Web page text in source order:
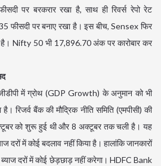
पर बरकरार रखा है, साथ ही रिवर्स रेपो रेट
फीसदी पर बनाए रखा है। इस बीच, Sensex फिर
Nifty 50 भी 17,896.70 अंक पर कारोबार कर
में ग्रोथ (GDP Growth) के अनुमान को भी
रिजर्व बैंक की मौद्रिक नीति समिति (एमपीसी) की
को शुरू हुई थी और 8 अक्‍टूबर तक चली है। यह
दरों में कोई बदलाव नहीं किया है। हालांकि जानकारों
दरों में कोई छेड़छाड़ नहीं करेगा। HDFC Bank